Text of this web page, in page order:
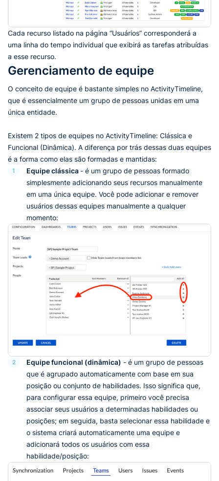
Cada recurso listado na página “Usuários” corresponderá a
uma linha do tempo individual que exibirá as tarefas atribuídas
a esse recurso.
Gerenciamento de equipe
O conceito de equipe é bastante simples no ActivityTimeline,
que é essencialmente um grupo de pessoas unidas em uma
única entidade.
Existem 2 tipos de equipes no ActivityTimeline: Clássica e
Funcional (Dinâmica). A diferença por trás dessas duas equipes
é a forma como elas são formadas e mantidas:
1 Equipe clássica - é um grupo de pessoas formado
simplesmente adicionando seus recursos manualmente
em uma única equipe. Você pode adicionar e remover
usuários dessas equipes manualmente a qualquer
momento:
2 Equipe funcional (dinâmica) - é um grupo de pessoas
que é agrupado automaticamente com base em sua
posição ou conjunto de habilidades. Isso significa que,
para configurar essa equipe, primeiro você precisa
associar seus usuários a determinadas habilidades ou
posições; em seguida, basta selecionar essa habilidade e
o sistema criará automaticamente uma equipe e
adicionará todos os usuários com essa
habilidade/posição: